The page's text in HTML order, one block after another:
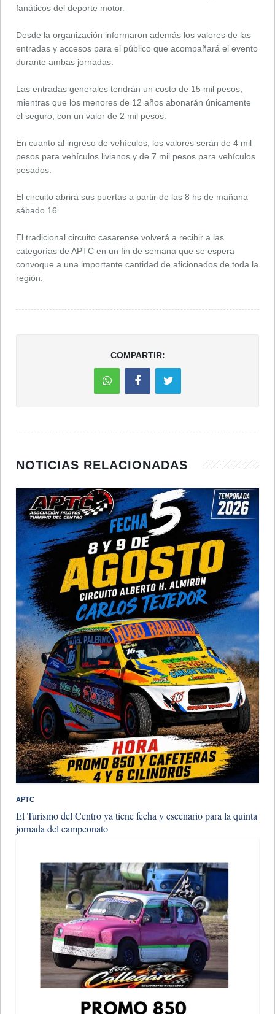
fanáticos del deporte motor.
Desde la organización informaron además los valores de las
entradas y accesos para el público que acompañará el evento
durante ambas jornadas.
Las entradas generales tendrán un costo de 15 mil pesos,
mientras que los menores de 12 años abonarán únicamente
el seguro, con un valor de 2 mil pesos.
En cuanto al ingreso de vehículos, los valores serán de 4 mil
pesos para vehículos livianos y de 7 mil pesos para vehículos
pesados.
El circuito abrirá sus puertas a partir de las 8 hs de mañana
sábado 16.
El tradicional circuito casarense volverá a recibir a las
categorías de APTC en un fin de semana que se espera
convoque a una importante cantidad de aficionados de toda la
región.
COMPARTIR:
NOTICIAS RELACIONADAS
APTC
El Turismo del Centro ya tiene fecha y escenario para la quinta
jornada del campeonato